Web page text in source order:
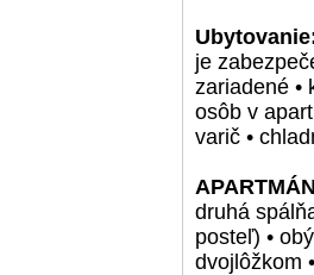
je
zariadené •
osôb v
varič •
druhá
posteľ) •
dvojlôžkom